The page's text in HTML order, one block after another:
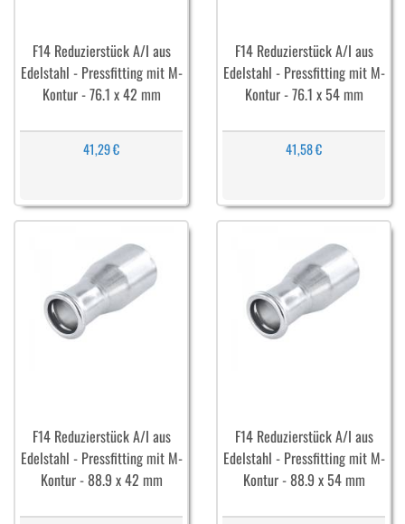
F14 Reduzierstück A/I aus
Edelstahl - Pressfitting mit M-
Kontur - 76.1 x 42 mm
41,29 €
F14 Reduzierstück A/I aus
Edelstahl - Pressfitting mit M-
Kontur - 76.1 x 54 mm
41,58 €
F14 Reduzierstück A/I aus
Edelstahl - Pressfitting mit M-
Kontur - 88.9 x 42 mm
F14 Reduzierstück A/I aus
Edelstahl - Pressfitting mit M-
Kontur - 88.9 x 54 mm